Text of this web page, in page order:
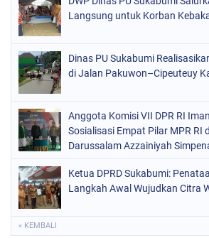
Langsung untuk Korban
Dinas PU Sukabumi
di Jalan Pakuwon–Cipeuteuy
Anggota Komisi VII DPR RI
Sosialisasi Empat Pilar MPR RI
Darussalam Azzainiyah
Ketua DPRD Sukabumi:
Langkah Awal Wujudkan Citra
« KEMBALI